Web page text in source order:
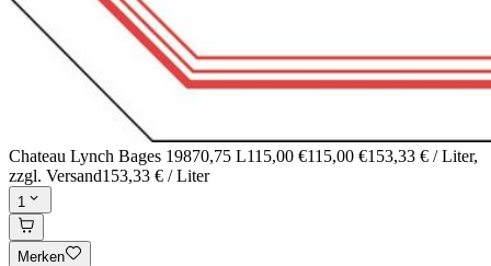
Chateau Lynch Bages 19870,75 L115,00 €115,00 €153,33 € / Liter,
zzgl. Versand153,33 € / Liter
1
Merken